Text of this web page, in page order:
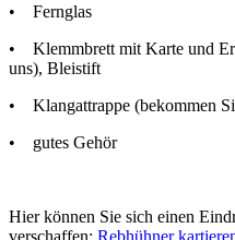
• Fernglas
• Klemmbrett mit Karte und
uns), Bleistift
• Klangattrappe (bekommen
• gutes Gehör
Hier können Sie sich einen
verschaffen: Rebhühner